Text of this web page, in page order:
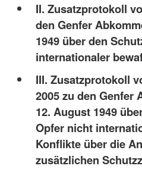
II. Zusatzprotokoll
den Genfer
1949 über den
internationaler
III. Zusatzprotokoll
2005 zu den Genfer
12. August 1949
Opfer nicht
Konflikte über die
zusätzlichen